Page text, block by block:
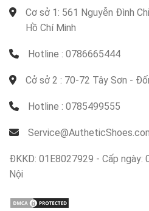
Cơ sở 1: 561 Nguyễn Đình
Hồ Chí Minh
Hotline : 0786665444
Cở sở 2 : 70-72 Tây Sơn -
Hotline : 0785499555
ĐKKD: 01E8027929 - Cấp
Nội